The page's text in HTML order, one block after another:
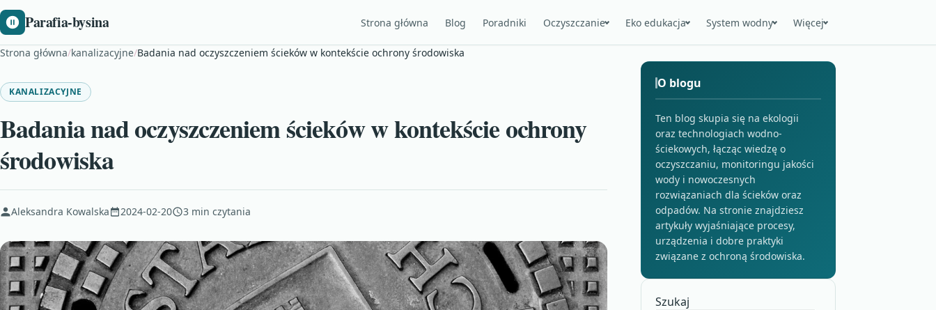
Parafia-bysina Strona główna Blog Poradniki Oczyszczanie Eko edukacja System wodny Więcej
Strona główna/kanalizacyjne/Badania nad oczyszczeniem ścieków w kontekście ochrony środowiska
KANALIZACYJNE
Badania nad oczyszczeniem ścieków w kontekście ochrony
środowiska
Aleksandra Kowalska 2024-02-20 3 min czytania
O blogu
Ten blog skupia się na ekologii
oraz technologiach wodno-
ściekowych, łącząc wiedzę o
oczyszczaniu, monitoringu jakości
wody i nowoczesnych
rozwiązaniach dla ścieków oraz
odpadów. Na stronie znajdziesz
artykuły wyjaśniające procesy,
urządzenia i dobre praktyki
związane z ochroną środowiska.
Szukaj